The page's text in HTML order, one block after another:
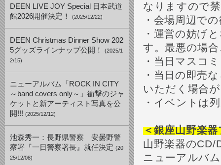
DEEN LIVE JOY Special 日本武道
館2026開催決定！
(2025/12/22)
DEEN Christmas Dinner Show 202
5グッズラインナップ公開！
(2025/1
2/15)
ニューアルバム「ROCK IN CITY
～band covers only～」衝撃のジャ
ケットと新アーティスト写真を公
開!!! (2025/12/12)
池森秀一：長野県警察 安曇野警
察署『一日警察署長』就任決定 (20
25/12/08)
なりますので
・会場周辺で
・運営の妨げ
す。最悪の場
・当日マスコ
・当日の即売
いただく場合
・イベントは
＜銀座山野楽
山野楽器の
ニューアルバ